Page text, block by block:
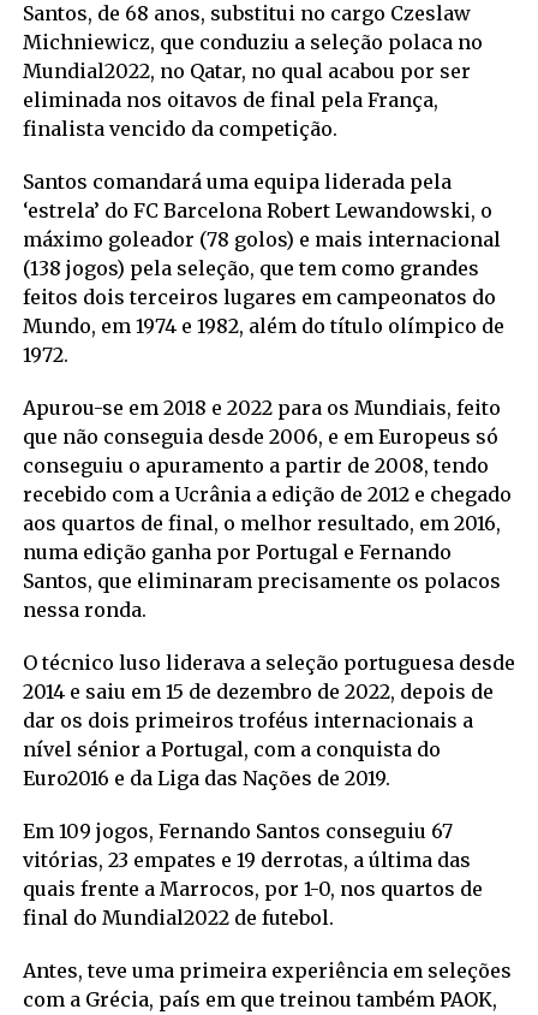
Santos, de 68 anos, substitui no cargo Czeslaw
Michniewicz, que conduziu a seleção polaca no
Mundial2022, no Qatar, no qual acabou por ser
eliminada nos oitavos de final pela França,
finalista vencido da competição.
Santos comandará uma equipa liderada pela
‘estrela’ do FC Barcelona Robert Lewandowski, o
máximo goleador (78 golos) e mais internacional
(138 jogos) pela seleção, que tem como grandes
feitos dois terceiros lugares em campeonatos do
Mundo, em 1974 e 1982, além do título olímpico de
1972.
Apurou-se em 2018 e 2022 para os Mundiais, feito
que não conseguia desde 2006, e em Europeus só
conseguiu o apuramento a partir de 2008, tendo
recebido com a Ucrânia a edição de 2012 e chegado
aos quartos de final, o melhor resultado, em 2016,
numa edição ganha por Portugal e Fernando
Santos, que eliminaram precisamente os polacos
nessa ronda.
O técnico luso liderava a seleção portuguesa desde
2014 e saiu em 15 de dezembro de 2022, depois de
dar os dois primeiros troféus internacionais a
nível sénior a Portugal, com a conquista do
Euro2016 e da Liga das Nações de 2019.
Em 109 jogos, Fernando Santos conseguiu 67
vitórias, 23 empates e 19 derrotas, a última das
quais frente a Marrocos, por 1-0, nos quartos de
final do Mundial2022 de futebol.
Antes, teve uma primeira experiência em seleções
com a Grécia, país em que treinou também PAOK,